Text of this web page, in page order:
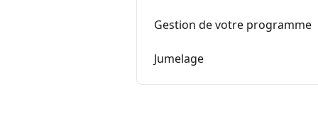
Gestion de votre programme
Jumelage